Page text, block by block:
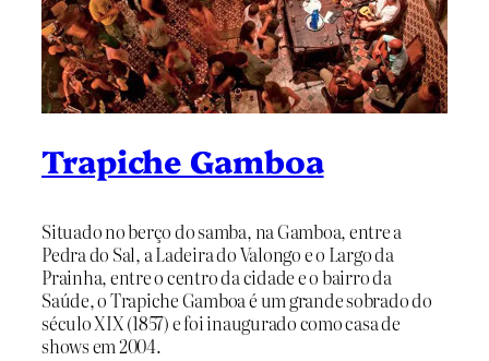
Trapiche Gamboa
Situado no berço do samba, na Gamboa, entre a
Pedra do Sal, a Ladeira do Valongo e o Largo da
Prainha, entre o centro da cidade e o bairro da
Saúde, o Trapiche Gamboa é um grande sobrado do
século XIX (1857) e foi inaugurado como casa de
shows em 2004.